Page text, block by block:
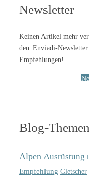
Newsletter
Keinen Artikel mehr
den Enviadi-
Empfehlungen!
Blog-Themen
Alpen Ausrüstung
Empfehlung Gletscher